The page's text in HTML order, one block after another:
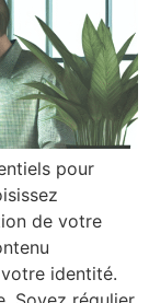
pour
de votre
identité.